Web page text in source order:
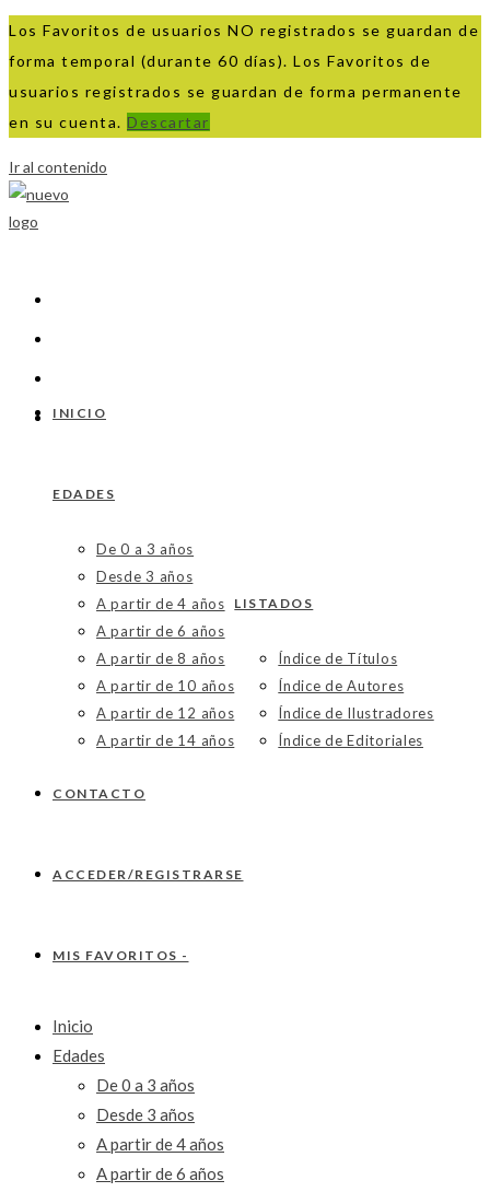
Los Favoritos de usuarios NO registrados se guardan de
forma temporal (durante 60 días). Los Favoritos de
usuarios registrados se guardan de forma permanente
en su cuenta. Descartar
Ir al contenido
INICIO
EDADES
De 0 a 3 años
Desde 3 años
A partir de 4 años
A partir de 6 años
A partir de 8 años
A partir de 10 años
A partir de 12 años
A partir de 14 años
LISTADOS
Índice de Títulos
Índice de Autores
Índice de Ilustradores
Índice de Editoriales
CONTACTO
ACCEDER/REGISTRARSE
MIS FAVORITOS -
Inicio
Edades
De 0 a 3 años
Desde 3 años
A partir de 4 años
A partir de 6 años